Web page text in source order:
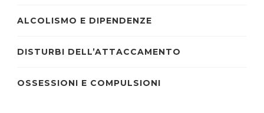
ALCOLISMO E DIPENDENZE
DISTURBI DELL’ATTACCAMENTO
OSSESSIONI E COMPULSIONI